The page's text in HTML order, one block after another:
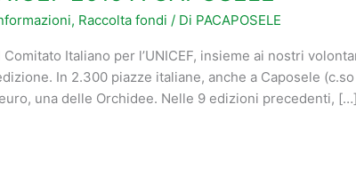
, Raccolta fondi / Di PACAPOSELE
Italiano per l’UNICEF, insieme ai nostri
In 2.300 piazze italiane, anche a Caposele
una delle Orchidee. Nelle 9 edizioni precedenti, […]